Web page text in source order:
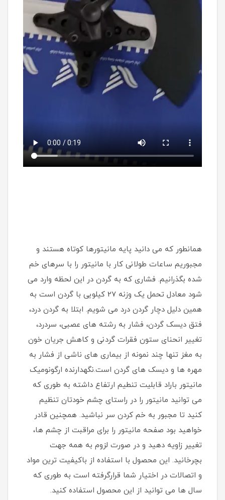
همانطور که می دانید پایه مانیتورها کوتاه هستند و
مجبوریم ساعات طولانی کار با مانیتور را با سرهای خم
شده بگذرانیم. فشاری که به گردن در این لحظه وارد می
شود معادل تحمل یک وزنه 27 کیلویی با گردن است به
همین دلیل دچار گردن درد می شویم. ابتلا به گردن درد،
فتق دیسک گردن، فشار به رشته های عصبی، سردرد،
تغییر انحنای ستون فقرات گردنی و کاهش جریان خون
به مغز تنها چند نمونه از بیماری های ناشی از فشار به
مهره ها و دیسک های گردن است.نگهدارنده ارگونومیک
مانیتور باراد قابلیت تنطیم ارتفاع داشته به طوری که
می توانید مانیتور را در راستای چشم خودتان تنظیم
کنید تا مجبور به خم کردن سر نباشید. همچنین قادر
خواهید بود صفحه مانیتور را برای مراقبت از چشم ها،
تغییر زاویه دهید و در صورت لزوم به همه جهت
بچرخانید. این محصول با استفاده از باکیفیت ترین مواد
و اتصالات در اختیار شما قرارگرفته است به طوری که
سال ها می توانید از این محصول استفاده کنید.